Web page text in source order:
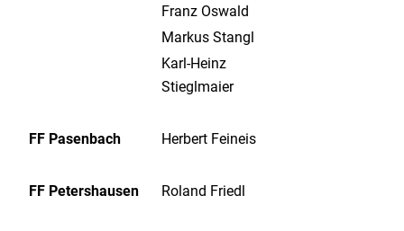
Franz Oswald
Markus Stangl
Karl-Heinz
Stieglmaier
FF Pasenbach Herbert Feineis
FF Petershausen Roland Friedl